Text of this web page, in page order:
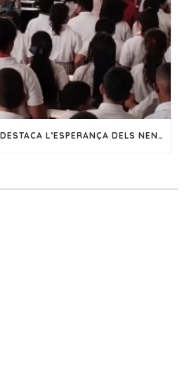
MONSENYOR ULLOA DESTACA L’ESPERANÇA DELS NENS DURANT LA FESTA DE LA NOSTRA SENYORA DE FÀTIMA EN EL CHORRILLO